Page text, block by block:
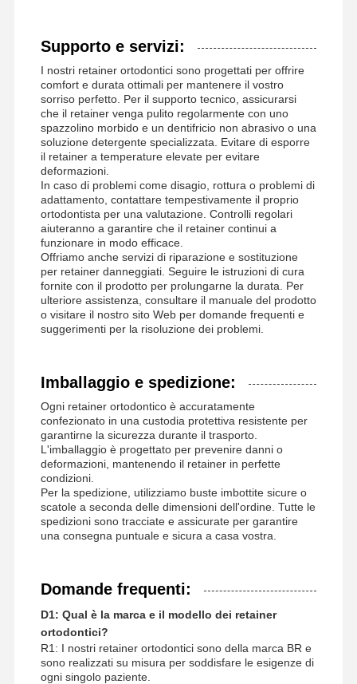
Supporto e servizi:
I nostri retainer ortodontici sono progettati per offrire
comfort e durata ottimali per mantenere il vostro
sorriso perfetto. Per il supporto tecnico, assicurarsi
che il retainer venga pulito regolarmente con uno
spazzolino morbido e un dentifricio non abrasivo o una
soluzione detergente specializzata. Evitare di esporre
il retainer a temperature elevate per evitare
deformazioni.
In caso di problemi come disagio, rottura o problemi di
adattamento, contattare tempestivamente il proprio
ortodontista per una valutazione. Controlli regolari
aiuteranno a garantire che il retainer continui a
funzionare in modo efficace.
Offriamo anche servizi di riparazione e sostituzione
per retainer danneggiati. Seguire le istruzioni di cura
fornite con il prodotto per prolungarne la durata. Per
ulteriore assistenza, consultare il manuale del prodotto
o visitare il nostro sito Web per domande frequenti e
suggerimenti per la risoluzione dei problemi.
Imballaggio e spedizione:
Ogni retainer ortodontico è accuratamente
confezionato in una custodia protettiva resistente per
garantirne la sicurezza durante il trasporto.
L'imballaggio è progettato per prevenire danni o
deformazioni, mantenendo il retainer in perfette
condizioni.
Per la spedizione, utilizziamo buste imbottite sicure o
scatole a seconda delle dimensioni dell'ordine. Tutte le
spedizioni sono tracciate e assicurate per garantire
una consegna puntuale e sicura a casa vostra.
Domande frequenti:
D1: Qual è la marca e il modello dei retainer
ortodontici?
R1: I nostri retainer ortodontici sono della marca BR e
sono realizzati su misura per soddisfare le esigenze di
ogni singolo paziente.